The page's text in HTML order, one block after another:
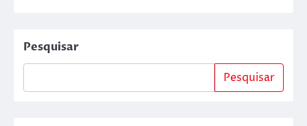
Pesquisar
Pesquisar